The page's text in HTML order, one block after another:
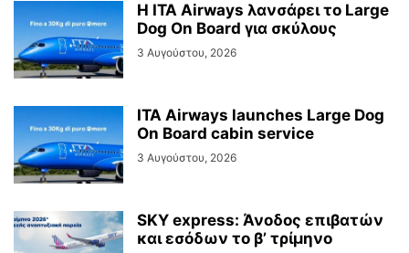
Η ITA Airways λανσάρει το Large
Dog On Board για σκύλους
3 Αυγούστου, 2026
ITA Airways launches Large Dog
On Board cabin service
3 Αυγούστου, 2026
SKY express: Άνοδος επιβατών
και εσόδων το β’ τρίμηνο